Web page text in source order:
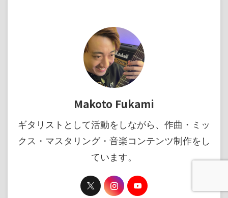
Makoto Fukami
ギタリストとして活動をしながら、作曲・ミッ
クス・マスタリング・音楽コンテンツ制作をし
ています。